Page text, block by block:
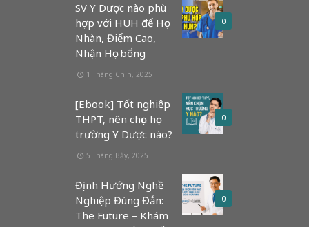
0
SV Y Dược nào phù
hợp với HUH để Học
Nhàn, Điểm Cao,
Nhận Học bổng
1 Tháng Chín, 2025
0
[Ebook] Tốt nghiệp
THPT, nên chọn học
trường Y Dược nào?
5 Tháng Bảy, 2025
0
Định Hướng Nghề
Nghiệp Đúng Đắn:
The Future – Khám